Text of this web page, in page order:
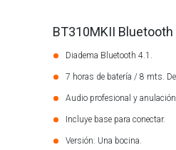
BT310MKII Bluetooth
Diadema Bluetooth 4.1.
7 horas de batería / 8 mts.
Audio profesional y
Incluye base para conectar.
Versión: Una bocina.